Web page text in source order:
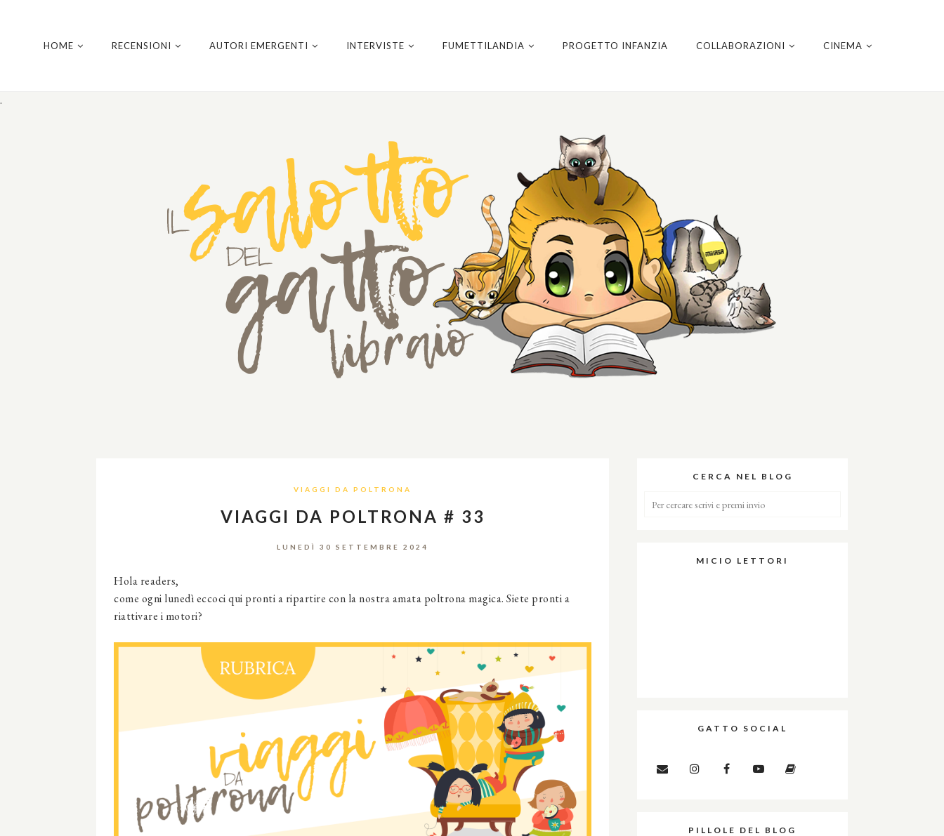
.
HOME RECENSIONI AUTORI EMERGENTI INTERVISTE FUMETTILANDIA PROGETTO INFANZIA COLLABORAZIONI CINEMA
VIAGGI DA POLTRONA
VIAGGI DA POLTRONA # 33
LUNEDÌ 30 SETTEMBRE 2024
Hola readers,
come ogni lunedì eccoci qui pronti a ripartire con la nostra amata poltrona magica. Siete pronti a
riattivare i motori?
CERCA NEL BLOG
MICIO LETTORI
GATTO SOCIAL
PILLOLE DEL BLOG